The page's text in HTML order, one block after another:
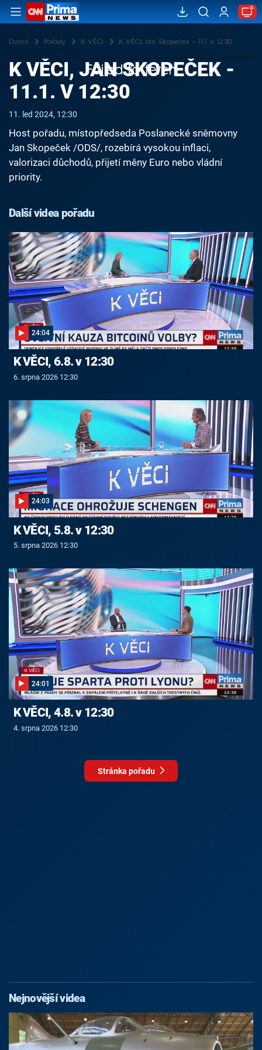
Domů Pořady K VĚCI K VĚCI, Jan Skopeček - 11.1. v 12:30
Failed to fetch
K VĚCI, JAN SKOPEČEK -
11.1. V 12:30
11. led 2024, 12:30
Host pořadu, místopředseda Poslanecké sněmovny
Jan Skopeček /ODS/, rozebírá vysokou inflaci,
valorizaci důchodů, přijetí měny Euro nebo vládní
priority.
Další videa pořadu
24:04
K VĚCI, 6.8. v 12:30
6. srpna 2026 12:30
24:03
K VĚCI, 5.8. v 12:30
5. srpna 2026 12:30
24:01
K VĚCI, 4.8. v 12:30
4. srpna 2026 12:30
Stránka pořadu
Nejnovější videa